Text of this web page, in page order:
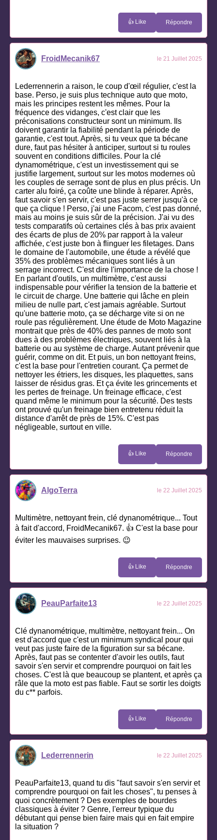
👍 Like Répondre
FroidMecanik67 le 21 Juillet 2025
Lederrennerin a raison, le coup d'œil régulier, c'est la
base. Perso, je suis plus technique auto que moto,
mais les principes restent les mêmes. Pour la
fréquence des vidanges, c'est clair que les
préconisations constructeur sont un minimum. Ils
doivent garantir la fiabilité pendant la période de
garantie, c'est tout. Après, si tu veux que ta bécane
dure, faut pas hésiter à anticiper, surtout si tu roules
souvent en conditions difficiles. Pour la clé
dynamométrique, c'est un investissement qui se
justifie largement, surtout sur les motos modernes où
les couples de serrage sont de plus en plus précis. Un
carter alu foiré, ça coûte une blinde à réparer. Après,
faut savoir s'en servir, c'est pas juste serrer jusqu'à ce
que ça clique ! Perso, j'ai une Facom, c'est pas donné,
mais au moins je suis sûr de la précision. J'ai vu des
tests comparatifs où certaines clés à bas prix avaient
des écarts de plus de 20% par rapport à la valeur
affichée, c'est juste bon à flinguer les filetages. Dans
le domaine de l'automobile, une étude a révélé que
35% des problèmes mécaniques sont liés à un
serrage incorrect. C'est dire l'importance de la chose !
En parlant d'outils, un multimètre, c'est aussi
indispensable pour vérifier la tension de la batterie et
le circuit de charge. Une batterie qui lâche en plein
milieu de nulle part, c'est jamais agréable. Surtout
qu'une batterie moto, ça se décharge vite si on ne
roule pas régulièrement. Une étude de Moto Magazine
montrait que près de 40% des pannes de moto sont
dues à des problèmes électriques, souvent liés à la
batterie ou au système de charge. Autant prévenir que
guérir, comme on dit. Et puis, un bon nettoyant freins,
c'est la base pour l'entretien courant. Ça permet de
nettoyer les étriers, les disques, les plaquettes, sans
laisser de résidus gras. Et ça évite les grincements et
les pertes de freinage. Un freinage efficace, c'est
quand même le minimum pour la sécurité. Des tests
ont prouvé qu'un freinage bien entretenu réduit la
distance d'arrêt de près de 15%. C'est pas
négligeable, surtout en ville.
👍 Like Répondre
AlgoTerra le 22 Juillet 2025
Multimètre, nettoyant frein, clé dynanométrique... Tout
à fait d'accord, FroidMecanik67. 👍 C'est la base pour
éviter les mauvaises surprises. 😉
👍 Like Répondre
PeauParfaite13 le 22 Juillet 2025
Clé dynanométrique, multimètre, nettoyant frein... On
est d'accord que c'est un minimum syndical pour qui
veut pas juste faire de la figuration sur sa bécane.
Après, faut pas se contenter d'avoir les outils, faut
savoir s'en servir et comprendre pourquoi on fait les
choses. C'est là que beaucoup se plantent, et après ça
râle que la moto est pas fiable. Faut se sortir les doigts
du c** parfois.
👍 Like Répondre
Lederrennerin le 22 Juillet 2025
PeauParfaite13, quand tu dis "faut savoir s'en servir et
comprendre pourquoi on fait les choses", tu penses à
quoi concrètement ? Des exemples de bourdes
classiques à éviter ? Genre, l'erreur typique du
débutant qui pense bien faire mais qui en fait empire
la situation ?